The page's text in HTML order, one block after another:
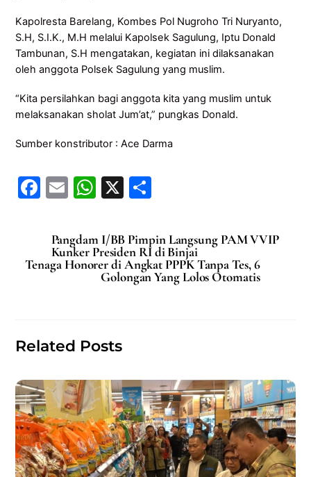
Kapolresta Barelang, Kombes Pol Nugroho Tri Nuryanto,
S.H, S.I.K., M.H melalui Kapolsek Sagulung, Iptu Donald
Tambunan, S.H mengatakan, kegiatan ini dilaksanakan
oleh anggota Polsek Sagulung yang muslim.
“Kita persilahkan bagi anggota kita yang muslim untuk
melaksanakan sholat Jum’at,” pungkas Donald.
Sumber konstributor : Ace Darma
F
c
e
b
k
E
ai
l
W
at
s
A
X
ar
e
Pangdam I/BB Pimpin Langsung PAM VVIP
Kunker Presiden RI di Binjai
Tenaga Honorer di Angkat PPPK Tanpa Tes, 6
Golongan Yang Lolos Otomatis
Related Posts